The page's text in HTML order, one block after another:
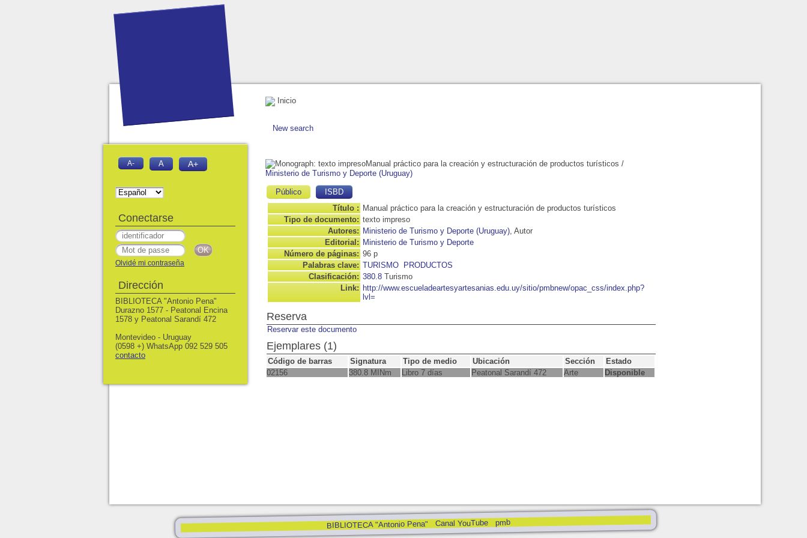
Inicio
New search
Manual práctico para la creación y estructuración de productos turísticos /
Ministerio de Turismo y Deporte (Uruguay)
Público
ISBD
Título : Manual práctico para la creación y estructuración de productos turísticos
Tipo de documento: texto impreso
Autores: Ministerio de Turismo y Deporte (Uruguay) , Autor
Editorial: Ministerio de Turismo y Deporte
Número de páginas: 96 p
Palabras clave: TURISMO PRODUCTOS
Clasificación: 380.8 Turismo
Link: http://www.escueladeartesyartesanias.edu.uy/sitio/pmbnew/opac_css/index.php?
lvl=
Reserva
Reservar este documento
Ejemplares (1)
Código de barras Signatura Tipo de medio Ubicación Sección
Estado
02156
380.8 MINm Libro 7 días Peatonal Sarandí 472 Arte Disponible
BIBLIOTECA "Antonio Pena" Canal YouTube pmb
A- A A+
Conectarse
Olvidé mi contraseña
Dirección
BIBLIOTECA "Antonio Pena"
Durazno 1577 - Peatonal Encina
1578 y Peatonal Sarandí 472
Montevideo - Uruguay
(0598 +) WhatsApp 092 529 505
contacto